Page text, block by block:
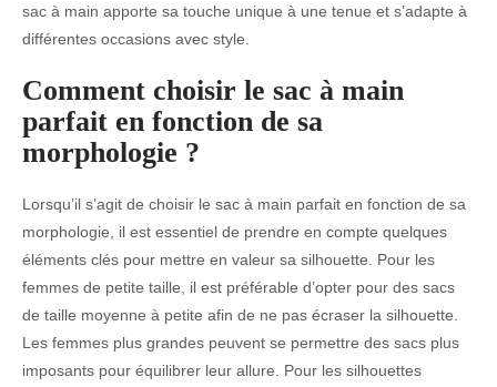
sac à main apporte sa touche unique à une tenue et s’adapte à
différentes occasions avec style.
Comment choisir le sac à main
parfait en fonction de sa
morphologie ?
Lorsqu’il s’agit de choisir le sac à main parfait en fonction de sa
morphologie, il est essentiel de prendre en compte quelques
éléments clés pour mettre en valeur sa silhouette. Pour les
femmes de petite taille, il est préférable d’opter pour des sacs
de taille moyenne à petite afin de ne pas écraser la silhouette.
Les femmes plus grandes peuvent se permettre des sacs plus
imposants pour équilibrer leur allure. Pour les silhouettes